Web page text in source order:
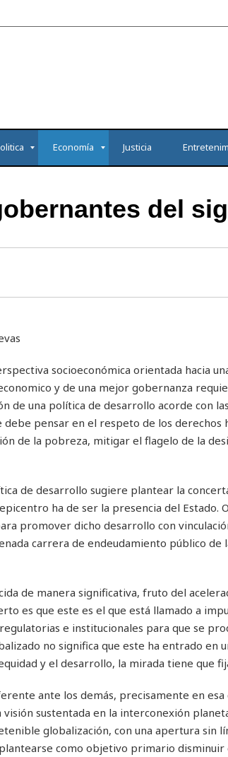
Economía Justicia
del
socioeconómica orientada hacia
y de una mejor gobernanza
de una política de desarrollo acorde con
debe pensar en el respeto de los derechos
de la pobreza, mitigar el flagelo de la
de desarrollo sugiere plantear la
ha de ser la presencia del Estado.
promover dicho desarrollo con
carrera de endeudamiento público de
de manera significativa, fruto del
es que este es el que está llamado a
e institucionales para que se
no significa que este ha entrado en
y el desarrollo, la mirada tiene que
ante los demás, precisamente en
sustentada en la interconexión
globalización, con una apertura sin
como objetivo primario